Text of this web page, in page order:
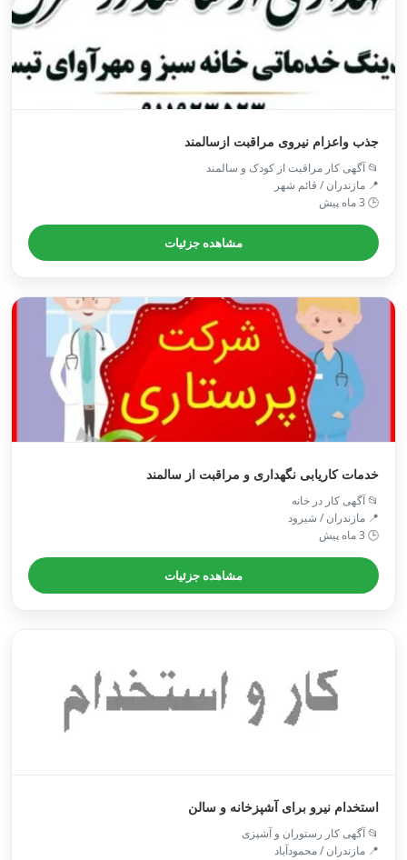
جذب واعزام نیروی مراقبت ازسالمند
📂 آگهی کار مراقبت از کودک و سالمند
📍 مازندران / قائم شهر
🕒 3 ماه پیش
مشاهده جزئیات
خدمات کاریابی نگهداری و مراقبت از سالمند
📂 آگهی کار در خانه
📍 مازندران / شيرود
🕒 3 ماه پیش
مشاهده جزئیات
استخدام نیرو برای آشپزخانه و سالن
📂 آگهی کار رستوران و آشپزی
📍 مازندران / محمودآباد